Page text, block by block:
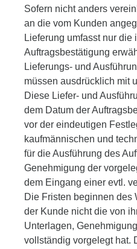
Sofern nicht anders
an die vom Kunden
Lieferung umfasst nur die
Auftragsbestätigung
Lieferungs- und
müssen ausdrücklich mit
Diese Liefer- und
dem Datum der
vor der eindeutigen
kaufmännischen und
für die Ausführung des
Genehmigung der
dem Eingang einer evtl.
Die Fristen beginnen des
der Kunde nicht die von
Unterlagen,
vollständig vorgelegt hat.